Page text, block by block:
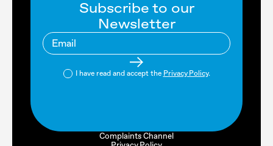
Subscribe to our
Newsletter
I have read and accept the Privacy Policy.
Complaints Channel